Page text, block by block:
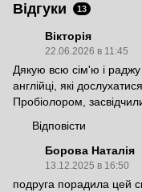
Відгуки 13
Вікторія
22.06.2026 в 11:45
Дякую всю сім'ю і
англійці, які
Пробіолором,
Відповісти
Борова Наталія
13.12.2025 в 16:50
подруга порадила цей